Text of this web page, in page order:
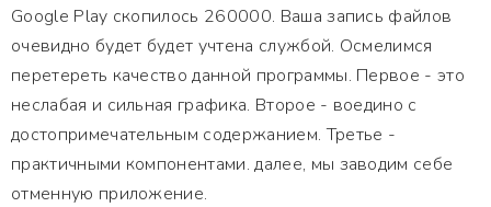
Google Play скопилось 260000. Ваша запись файлов
очевидно будет будет учтена службой. Осмелимся
перетереть качество данной программы. Первое - это
неслабая и сильная графика. Второе - воедино с
достопримечательным содержанием. Третье -
практичными компонентами. далее, мы заводим себе
отменную приложение.